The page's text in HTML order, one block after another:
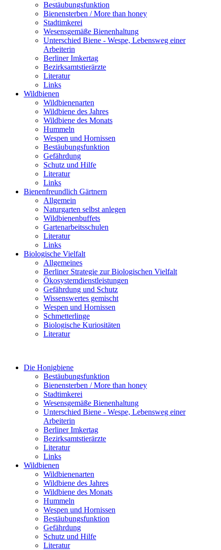
Bestäubungsfunktion
Bienensterben / More than honey
Stadtimkerei
Wesensgemäße Bienenhaltung
Unterschied Biene - Wespe, Lebensweg einer
Arbeiterin
Berliner Imkertag
Bezirksamtstierärzte
Literatur
Links
Wildbienen
Wildbienenarten
Wildbiene des Jahres
Wildbiene des Monats
Hummeln
Wespen und Hornissen
Bestäubungsfunktion
Gefährdung
Schutz und Hilfe
Literatur
Links
Bienen­freundlich Gärtnern
Allgemein
Naturgarten selbst anlegen
Wildbienenbuffets
Gartenarbeitsschulen
Literatur
Links
Biologische Vielfalt
Allgemeines
Berliner Strategie zur Biologischen Vielfalt
Ökosystemdienstleistungen
Gefährdung und Schutz
Wissenswertes gemischt
Wespen und Hornissen
Schmetterlinge
Biologische Kuriositäten
Literatur
Die Honigbiene
Bestäubungsfunktion
Bienensterben / More than honey
Stadtimkerei
Wesensgemäße Bienenhaltung
Unterschied Biene - Wespe, Lebensweg einer
Arbeiterin
Berliner Imkertag
Bezirksamtstierärzte
Literatur
Links
Wildbienen
Wildbienenarten
Wildbiene des Jahres
Wildbiene des Monats
Hummeln
Wespen und Hornissen
Bestäubungsfunktion
Gefährdung
Schutz und Hilfe
Literatur